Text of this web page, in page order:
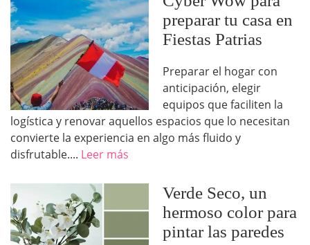
preparar tu casa en
Fiestas Patrias
Preparar el hogar con
anticipación, elegir
equipos que faciliten la
logística y renovar aquellos espacios que lo necesitan
convierte la experiencia en algo más fluido y
disfrutable.... Leer más
Verde Seco, un
hermoso color para
pintar las paredes